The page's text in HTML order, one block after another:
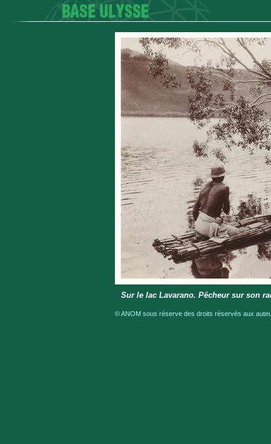
Sur le lac Lavarano. Pêcheur sur son
© ANOM sous réserve des droits réservés aux